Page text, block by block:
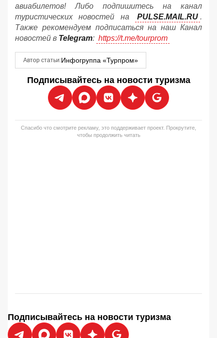
авиабилетов! Либо подпишитесь на канал
туристических новостей на
PULSE.MAIL.RU .
Также рекомендуем подписаться на наш Канал
новостей в Telegram: https://t.me/tourprom
Автор статьи:Инфогруппа «Турпром»
Подписывайтесь на новости туризма
Спасибо что смотрите рекламу, это поддерживает проект. Прокрутите,
чтобы продолжить читать
Подписывайтесь на новости туризма